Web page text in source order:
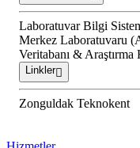
Laboratuvar Bilgi
Merkez Laboratuvaru
Veritabanı & Araştırma
Linkler
Zonguldak Teknokent